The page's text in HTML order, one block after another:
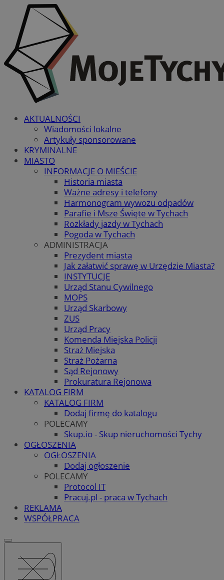
AKTUALNOŚCI
Wiadomości lokalne
Artykuły sponsorowane
KRYMINALNE
MIASTO
INFORMACJE O MIEŚCIE
Historia miasta
Ważne adresy i telefony
Harmonogram wywozu odpadów
Parafie i Msze Święte w Tychach
Rozkłady jazdy w Tychach
Pogoda w Tychach
ADMINISTRACJA
Prezydent miasta
Jak załatwić sprawę w Urzędzie Miasta?
INSTYTUCJE
Urząd Stanu Cywilnego
MOPS
Urząd Skarbowy
ZUS
Urząd Pracy
Komenda Miejska Policji
Straż Miejska
Straż Pożarna
Sąd Rejonowy
Prokuratura Rejonowa
KATALOG FIRM
KATALOG FIRM
Dodaj firmę do katalogu
POLECAMY
Skup.io - Skup nieruchomości Tychy
OGŁOSZENIA
OGŁOSZENIA
Dodaj ogłoszenie
POLECAMY
Protocol IT
Pracuj.pl - praca w Tychach
REKLAMA
WSPÓŁPRACA